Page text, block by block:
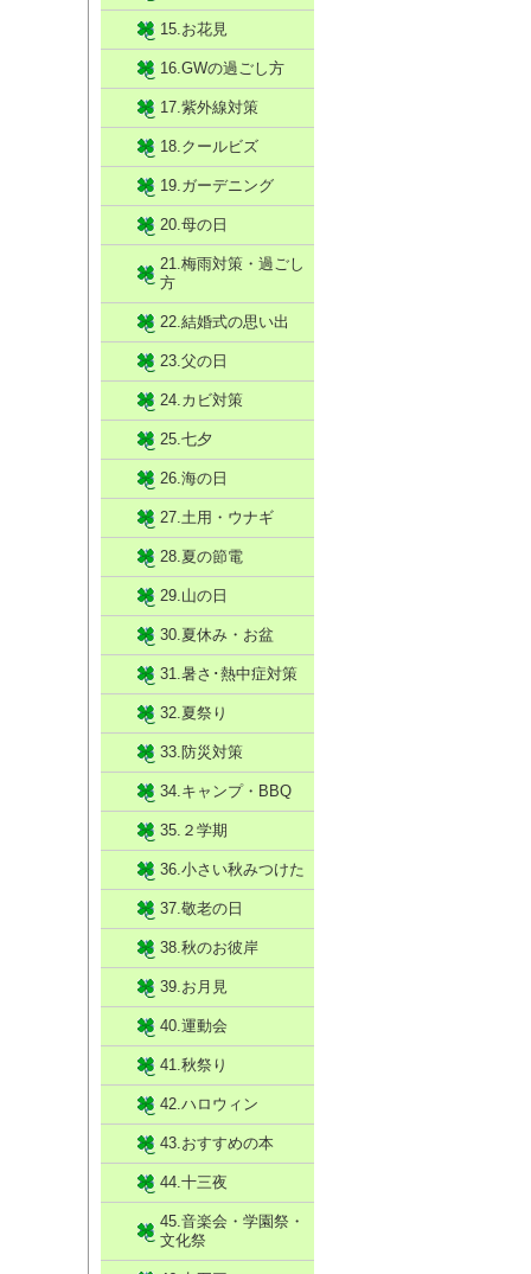
15.お花見
16.GWの過ごし方
17.紫外線対策
18.クールビズ
19.ガーデニング
20.母の日
21.梅雨対策・過ごし
方
22.結婚式の思い出
23.父の日
24.カビ対策
25.七夕
26.海の日
27.土用・ウナギ
28.夏の節電
29.山の日
30.夏休み・お盆
31.暑さ･熱中症対策
32.夏祭り
33.防災対策
34.キャンプ・BBQ
35.２学期
36.小さい秋みつけた
37.敬老の日
38.秋のお彼岸
39.お月見
40.運動会
41.秋祭り
42.ハロウィン
43.おすすめの本
44.十三夜
45.音楽会・学園祭・
文化祭